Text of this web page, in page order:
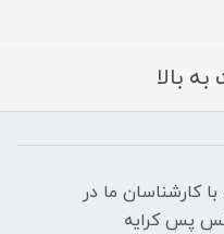
بالا
شنبه 9 صبح تا 9 شب با کارشناسان ما در
پس کرایه